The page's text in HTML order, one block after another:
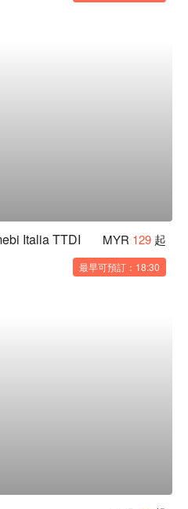
Italia TTDI MYR 129 起
最早可預訂：18:30